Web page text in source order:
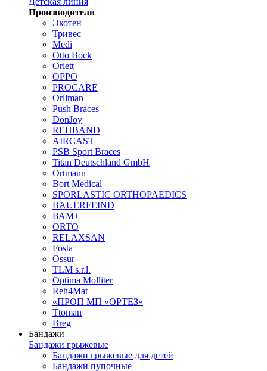
Производители
Экотен
Тривес
Medi
Otto Bock
Orlett
OPPO
PROCARE
Orliman
Push Braces
DonJoy
REHBAND
AIRCAST
PSB Sport Braces
Titan Deutschland GmbH
Ortmann
Bort Medical
SPORLASTIC ORTHOPAEDICS
BAUERFEIND
ВАМ+
ORTO
RELAXSAN
Fosta
Ossur
TLM s.r.l.
Optima Molliter
Reh4Mat
«ПРОП МП «ОРТЕЗ»
Ttoman
Breg
Бандажи
Бандажи грыжевые
Бандажи грыжевые для детей
Бандажи пупочные